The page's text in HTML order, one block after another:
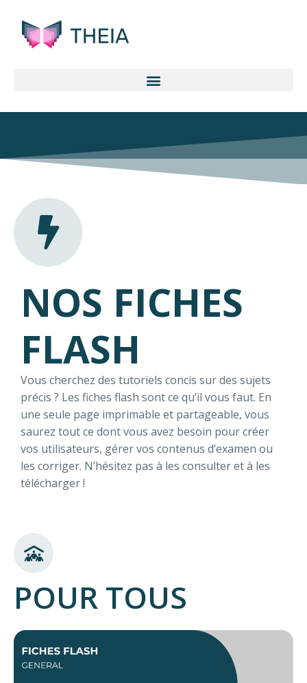
NOS FICHES
FLASH
Vous cherchez des tutoriels concis sur des sujets
précis ? Les fiches flash sont ce qu’il vous faut. En
une seule page imprimable et partageable, vous
saurez tout ce dont vous avez besoin pour créer
vos utilisateurs, gérer vos contenus d’examen ou
les corriger. N’hésitez pas à les consulter et à les
télécharger !
POUR TOUS